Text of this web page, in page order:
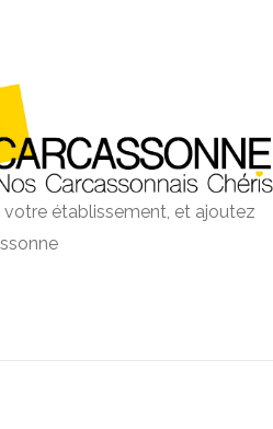
établissement, et ajoutez